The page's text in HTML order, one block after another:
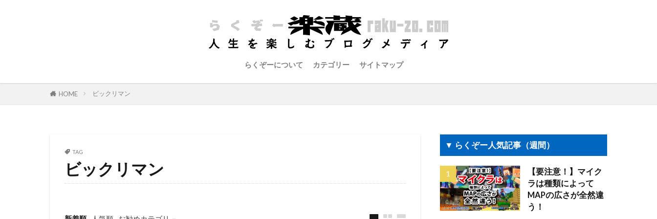
らくぞーについて カテゴリー サイトマップ
HOME ビックリマン
TAG
ビックリマン
▼ らくぞー人気記事（週間）
【要注意！】マイク
ラは種類によって
MAPの広さが全然違
う！